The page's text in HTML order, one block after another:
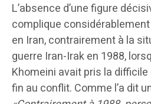
L’absence d’une figure
complique
en Iran, contrairement à la
guerre Iran-Irak en 1988,
Khomeini avait pris la
fin au conflit. Comme l’a dit